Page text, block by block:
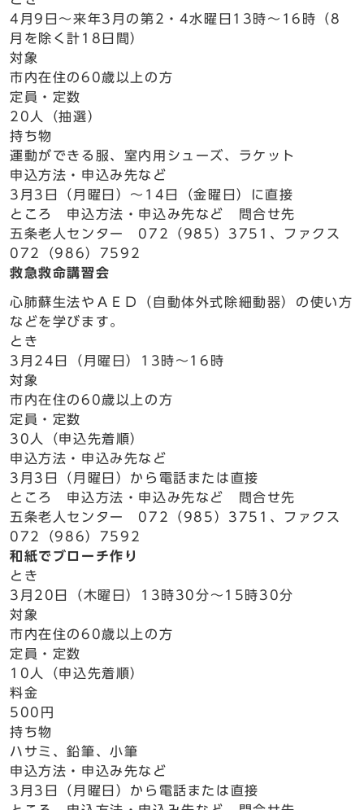
4月9日～来年3月の第2・4水曜日13時～16時（8
月を除く計18日間）
対象
市内在住の60歳以上の方
定員・定数
20人（抽選）
持ち物
運動ができる服、室内用シューズ、ラケット
申込方法・申込み先など
3月3日（月曜日）～14日（金曜日）に直接
ところ 申込方法・申込み先など 問合せ先
五条老人センター 072（985）3751、ファクス
072（986）7592
救急救命講習会
心肺蘇生法やＡＥＤ（自動体外式除細動器）の使い方
などを学びます。
とき
3月24日（月曜日）13時～16時
対象
市内在住の60歳以上の方
定員・定数
30人（申込先着順）
申込方法・申込み先など
3月3日（月曜日）から電話または直接
ところ 申込方法・申込み先など 問合せ先
五条老人センター 072（985）3751、ファクス
072（986）7592
和紙でブローチ作り
とき
3月20日（木曜日）13時30分～15時30分
対象
市内在住の60歳以上の方
定員・定数
10人（申込先着順）
料金
500円
持ち物
ハサミ、鉛筆、小筆
申込方法・申込み先など
3月3日（月曜日）から電話または直接